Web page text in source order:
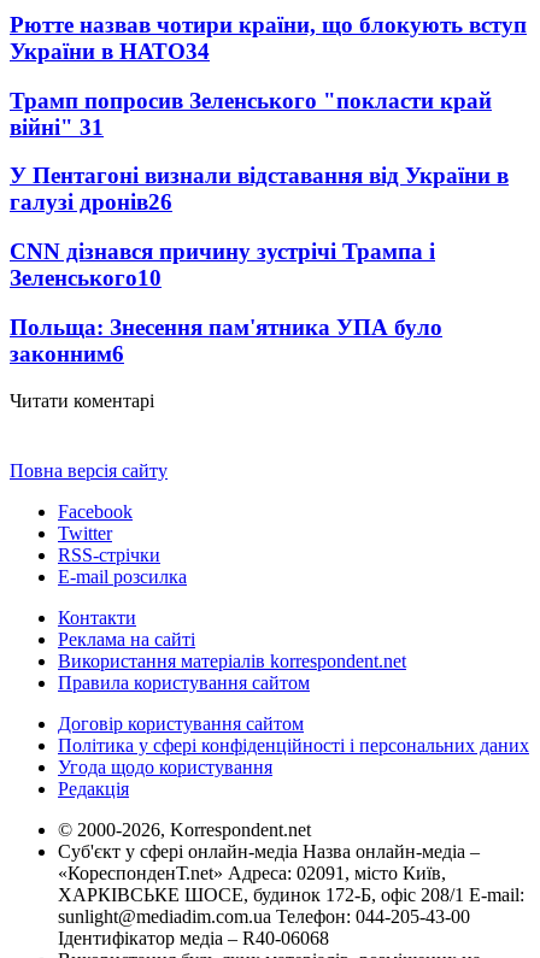
Рютте назвав чотири країни, що блокують вступ
України в НАТО34
Трамп попросив Зеленського "покласти край
війні" 31
У Пентагоні визнали відставання від України в
галузі дронів26
CNN дізнався причину зустрічі Трампа і
Зеленського10
Польща: Знесення пам'ятника УПА було
законним6
Читати коментарі
Повна версія сайту
Facebook
Twitter
RSS-стрічки
E-mail розсилка
Контакти
Реклама на сайті
Використання матеріалів korrespondent.net
Правила користування сайтом
Договір користування сайтом
Політика у сфері конфіденційності і персональних даних
Угода щодо користування
Редакція
© 2000-2026, Korrespondent.net
Суб'єкт у сфері онлайн-медіа Назва онлайн-медіа –
«КореспонденТ.net» Адреса: 02091, місто Київ,
ХАРКІВСЬКЕ ШОСЕ, будинок 172-Б, офіс 208/1 E-mail:
sunlight@mediadim.com.ua Телефон: 044-205-43-00
Ідентифікатор медіа – R40-06068